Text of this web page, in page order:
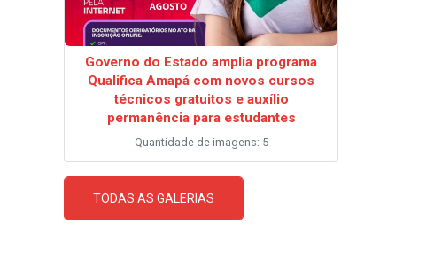
Governo do Estado amplia programa
Qualifica Amapá com novos cursos
técnicos gratuitos e auxílio
permanência para estudantes
Quantidade de imagens: 5
TODAS AS GALERIAS